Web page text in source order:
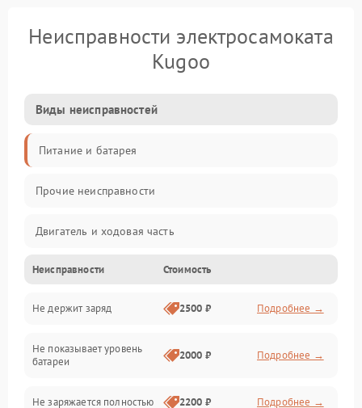
Неисправности электросамоката
Kugoo
Виды неисправностей
Питание и батарея
Прочие неисправности
Двигатель и ходовая часть
Тормоза и безопасность
Подвеска и колеса
Электроника и управление
Неисправности Стоимость
Не держит заряд 2500 ₽ Подробнее →
Не показывает уровень
батареи
2000 ₽ Подробнее →
Не заряжается полностью 2200 ₽ Подробнее →